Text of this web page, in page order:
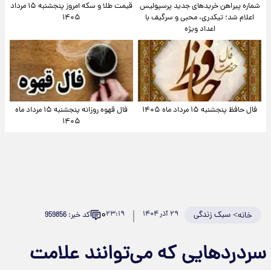
شماره پیراهن خریدهای جدید پرسپولیس
اعلام شد؛ تیکدری، محبی و سرگیف با
اعداد ویژه
قیمت طلا و سکه امروز پنجشنبه ۱۵ مرداد
۱۴۰۵
فال حافظ پنجشنبه ۱۵ مرداد ماه ۱۴۰۵
فال قهوه روزانه پنجشنبه ۱۵ مرداد ماه
۱۴۰۵
خانه>سبک زندگی ۲۹ آذر ۱۴۰۴ ۲۳:۱۹۰ کد خبر: 959856
سردردهایی که می‌توانند علامت